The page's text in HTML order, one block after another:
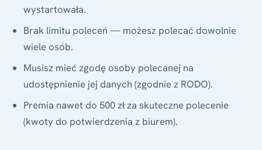
wystartowała.
Brak limitu poleceń — możesz polecać dowolnie
wiele osób.
Musisz mieć zgodę osoby polecanej na
udostępnienie jej danych (zgodnie z RODO).
Premia nawet do 500 zł za skuteczne polecenie
(kwoty do potwierdzenia z biurem).